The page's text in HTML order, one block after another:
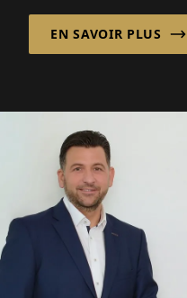
projecteurs :
EN SAVOIR PLUS